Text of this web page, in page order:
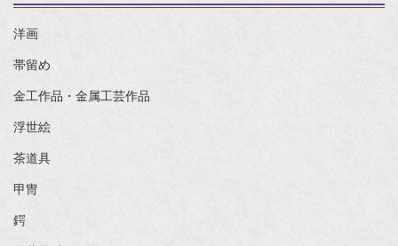
洋画
帯留め
金工作品・金属工芸作品
浮世絵
茶道具
甲冑
鍔